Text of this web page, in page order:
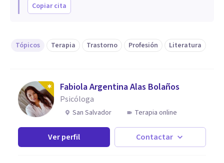
Copiar cita
Tópicos Terapia Trastorno Profesión Literatura
Fabiola Argentina Alas Bolaños
Psicóloga
San Salvador Terapia online
Ver perfil Contactar